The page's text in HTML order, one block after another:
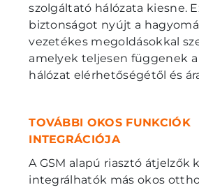
szolgáltató hálózata kiesne.
biztonságot nyújt a
vezetékes megoldásokkal
amelyek teljesen függenek
hálózat elérhetőségétől és
TOVÁBBI OKOS FUNKCIÓK
INTEGRÁCIÓJA
A GSM alapú riasztó átjelzők
integrálhatók más okos